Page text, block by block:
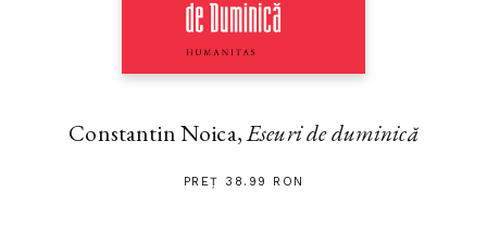
Constantin Noica,Eseuri de duminică
PREȚ 38.99 RON